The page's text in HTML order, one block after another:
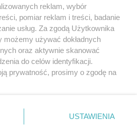
PRYWATNOŚCI HOSTING
RSS FACEBOOK KONTAKT
serwisy
Muzyka i kultura
Archiwum wydarzeń
Zdjęcia miasta
reklam, wybór
pomiar reklam i treści, badanie
usług. Za zgodą Użytkownika
możemy używać dokładnych
oraz aktywnie skanować
do celów identyfikacji.
prywatność, prosimy o zgodę na
dolnym rogu strony
. Niektóre
USTAWIENIA